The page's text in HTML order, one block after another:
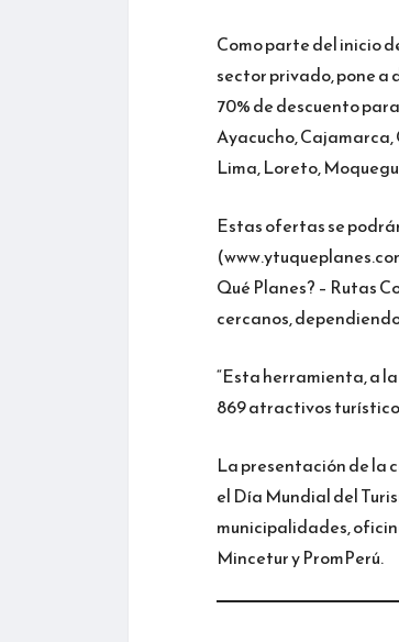
Como parte del inicio
sector privado, pone a
70% de descuento
Ayacucho, Cajamarca,
Lima, Loreto,
Estas ofertas se
Qué Planes? – Rutas
cercanos,
“Esta herramienta, a
869 atractivos
La presentación de la
el Día Mundial del
municipalidades,
Mincetur y PromPerú.